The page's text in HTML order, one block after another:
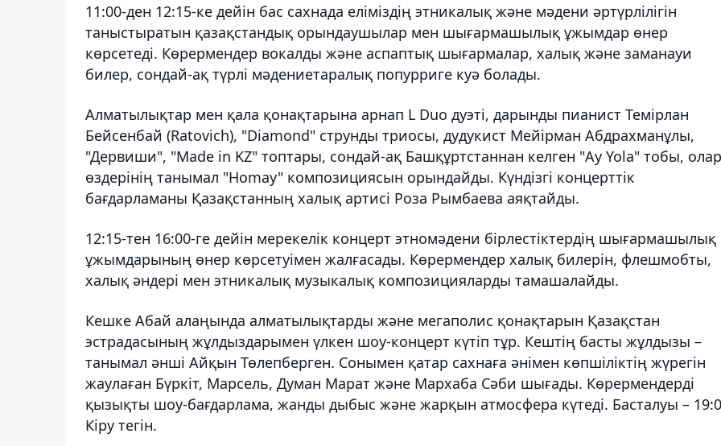
11:00-ден 12:15-ке дейін бас сахнада еліміздің этникалық және мәдени әртүрлілігін
таныстыратын қазақстандық орындаушылар мен шығармашылық ұжымдар өнер
көрсетеді. Көрермендер вокалды және аспаптық шығармалар, халық және заманауи
билер, сондай-ақ түрлі мәдениетаралық попурриге куә болады.
Алматылықтар мен қала қонақтарына арнап L Duo дуэті, дарынды пианист Темірлан
Бейсенбай (Ratovich), "Diamond" струнды триосы, дудукист Мейірман Абдрахманұлы,
"Дервиши", "Made in KZ" топтары, сондай-ақ Башқұртстаннан келген "Ay Yola" тобы, олар
өздерінің танымал "Homay" композициясын орындайды. Күндізгі концерттік
бағдарламаны Қазақстанның халық артисі Роза Рымбаева аяқтайды.
12:15-тен 16:00-ге дейін мерекелік концерт этномәдени бірлестіктердің шығармашылық
ұжымдарының өнер көрсетуімен жалғасады. Көрермендер халық билерін, флешмобты,
халық әндері мен этникалық музыкалық композицияларды тамашалайды.
Кешке Абай алаңында алматылықтарды және мегаполис қонақтарын Қазақстан
эстрадасының жұлдыздарымен үлкен шоу-концерт күтіп тұр. Кештің басты жұлдызы –
танымал әнші Айқын Төлепберген. Сонымен қатар сахнаға әнімен көпшіліктің жүрегін
жаулаған Бүркіт, Марсель, Думан Марат және Мархаба Сәби шығады. Көрермендерді
қызықты шоу-бағдарлама, жанды дыбыс және жарқын атмосфера күтеді. Басталуы –
Кіру тегін.